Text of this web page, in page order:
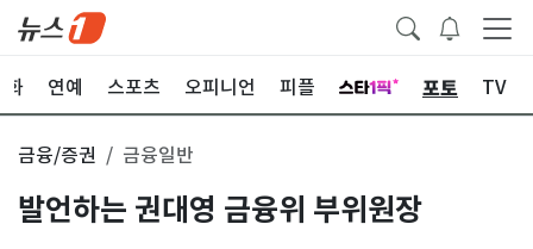
화 연예 스포츠 오피니언 피플 포토 TV
금융/증권 금융일반
발언하는 권대영 금융위 부위원장